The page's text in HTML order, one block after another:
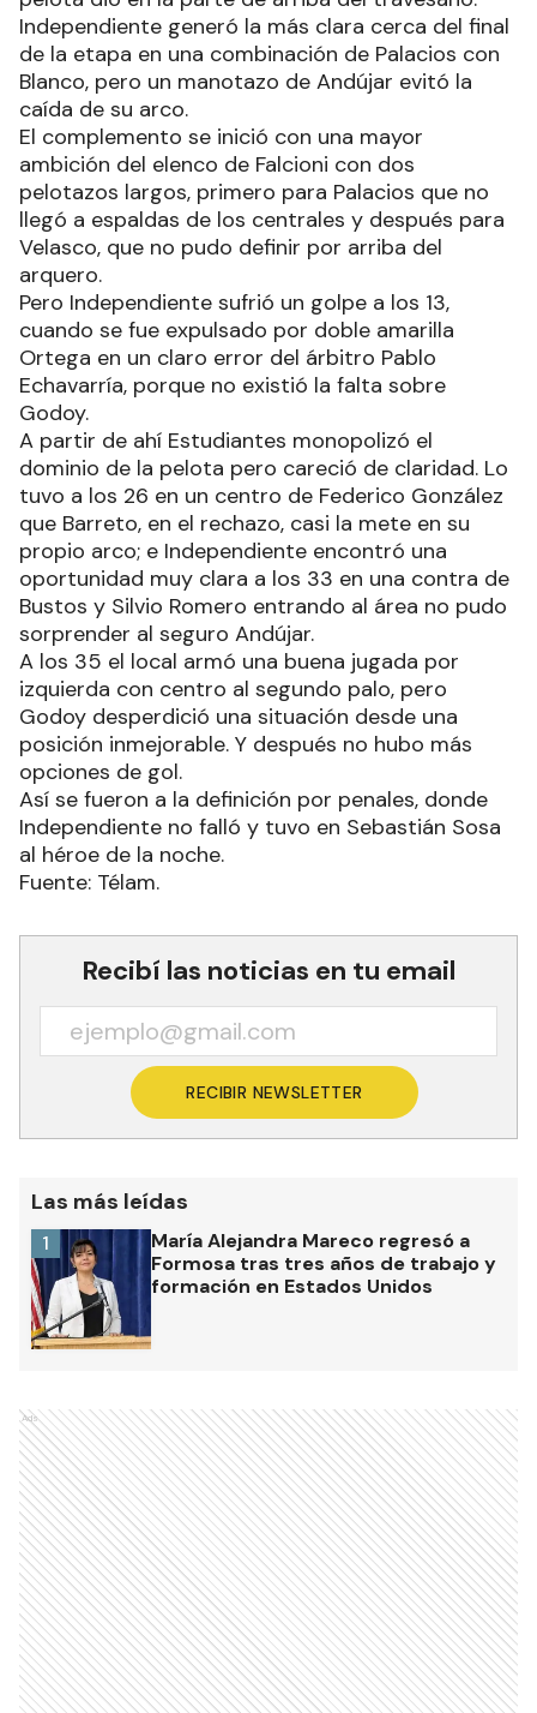
Independiente generó la más clara cerca del final
de la etapa en una combinación de Palacios con
Blanco, pero un manotazo de Andújar evitó la
caída de su arco.
El complemento se inició con una mayor
ambición del elenco de Falcioni con dos
pelotazos largos, primero para Palacios que no
llegó a espaldas de los centrales y después para
Velasco, que no pudo definir por arriba del
arquero.
Pero Independiente sufrió un golpe a los 13,
cuando se fue expulsado por doble amarilla
Ortega en un claro error del árbitro Pablo
Echavarría, porque no existió la falta sobre
Godoy.
A partir de ahí Estudiantes monopolizó el
dominio de la pelota pero careció de claridad. Lo
tuvo a los 26 en un centro de Federico González
que Barreto, en el rechazo, casi la mete en su
propio arco; e Independiente encontró una
oportunidad muy clara a los 33 en una contra de
Bustos y Silvio Romero entrando al área no pudo
sorprender al seguro Andújar.
A los 35 el local armó una buena jugada por
izquierda con centro al segundo palo, pero
Godoy desperdició una situación desde una
posición inmejorable. Y después no hubo más
opciones de gol.
Así se fueron a la definición por penales, donde
Independiente no falló y tuvo en Sebastián Sosa
al héroe de la noche.
Fuente: Télam.
Recibí las noticias en tu email
RECIBIR NEWSLETTER
Las más leídas
María Alejandra Mareco regresó a
Formosa tras tres años de trabajo y
formación en Estados Unidos
1
Ads